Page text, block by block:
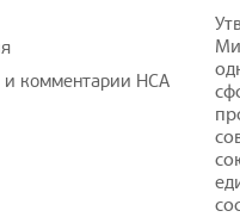
и комментарии НСА